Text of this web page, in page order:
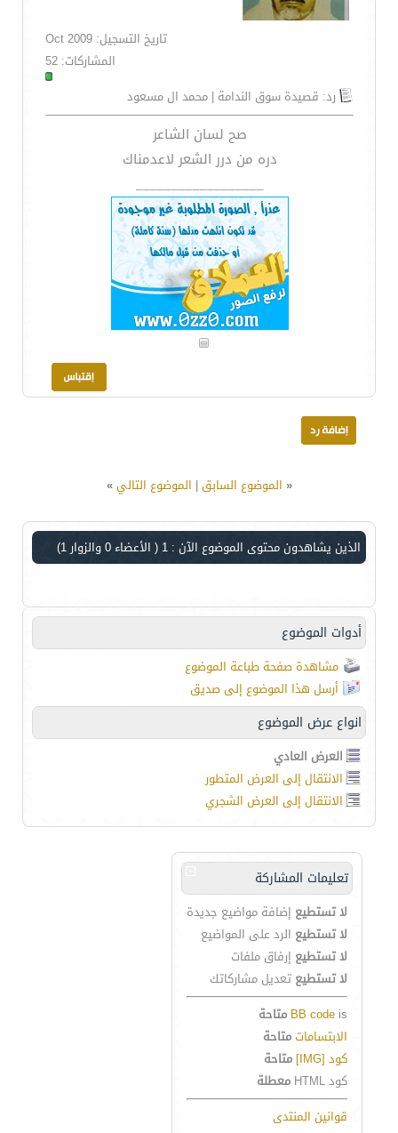
تاريخ التسجيل: Oct 2009
المشاركات: 52
رد: قصيدة سوق الندامة | محمد ال مسعود
صح لسان الشاعر
دره من درر الشعر لاعدمناك
__________________
« الموضوع السابق| الموضوع التالي»
الذين يشاهدون محتوى الموضوع الآن : 1 ( الأعضاء 0 والزوار 1)
أدوات الموضوع
مشاهدة صفحة طباعة الموضوع
أرسل هذا الموضوع إلى صديق
انواع عرض الموضوع
العرض العادي
الانتقال إلى العرض المتطور
الانتقال إلى العرض الشجري
تعليمات المشاركة
لا تستطيع إضافة مواضيع جديدة
لا تستطيع الرد على المواضيع
لا تستطيع إرفاق ملفات
لا تستطيع تعديل مشاركاتك
BB code is
متاحة
الابتساماتمتاحة
كود [IMG]
متاحة
كود HTML
معطلة
قوانين المنتدى